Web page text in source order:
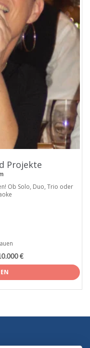
Projekte
Ob Solo, Duo, Trio oder
€